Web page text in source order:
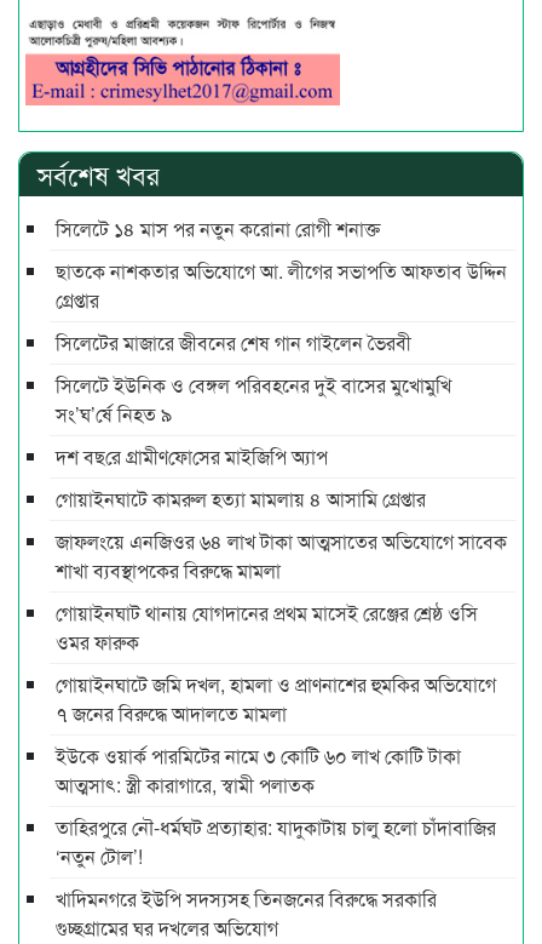
সর্বশেষ খবর
সিলেটে ১৪ মাস পর নতুন করোনা রোগী শনাক্ত
ছাতকে নাশকতার অভিযোগে আ. লীগের সভাপ‌তি আফতাব উদ্দিন
গ্রেপ্তার
সিলেটের মাজারে জীবনের শেষ গান গাইলেন ভৈরবী
সিলেটে ইউনিক ও বেঙ্গল পরিবহনের দুই বাসের মুখোমুখি
সং’ঘ’র্ষে নিহত ৯
দশ বছ‌রে গ্রামীণ‌ফো‌সের মাইজিপি অ্যাপ
গোয়াইনঘাটে কামরুল হত্যা মামলায় ৪ আসামি গ্রেপ্তার
জাফলংয়ে এনজিওর ৬৪ লাখ টাকা আত্মসাতের অভিযোগে সাবেক
শাখা ব্যবস্থাপকের বিরুদ্ধে মামলা
গোয়াইনঘাট থানায় যোগদানের প্রথম মাসেই রেঞ্জের শ্রেষ্ঠ ওসি
ওমর ফারুক
গোয়াইনঘাটে জমি দখল, হামলা ও প্রাণনাশের হুমকির অভিযোগে
৭ জনের বিরুদ্ধে আদালতে মামলা
ইউকে ওয়ার্ক পারমিটের নামে ৩ কোটি ৬০ লাখ কোটি টাকা
আত্মসাৎ: স্ত্রী কারাগারে, স্বামী পলাতক
তাহিরপুরে নৌ-ধর্মঘট প্রত্যাহার: যাদুকাটায় চালু হলো চাঁদাবাজির
‘নতুন টোল’!
খাদিমনগরে ইউপি সদস্যসহ তিনজনের বিরুদ্ধে সরকারি
গুচ্ছগ্রামের ঘর দখলের অভিযোগ